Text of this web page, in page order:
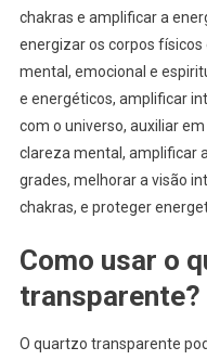
chakras e amplificar a
energizar os corpos físicos
mental, emocional e
e energéticos, amplificar
com o universo, auxiliar
clareza mental, amplificar
grades, melhorar a visão
chakras, e proteger
Como usar o
transparente?
O quartzo transparente